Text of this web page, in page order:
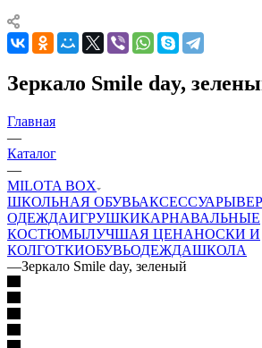
Зеркало Smile day,
Главная
—
Каталог
—
MILOTA BOX
ШКОЛЬНАЯ ОБУВЬАКСЕССУАРЫ
ОДЕЖДАИГРУШКИКАРНАВАЛЬНЫЕ
КОСТЮМЫЛУЧШАЯ ЦЕНАНОСКИ И
КОЛГОТКИОБУВЬОДЕЖДАШКОЛА
—Зеркало Smile day, зеленый